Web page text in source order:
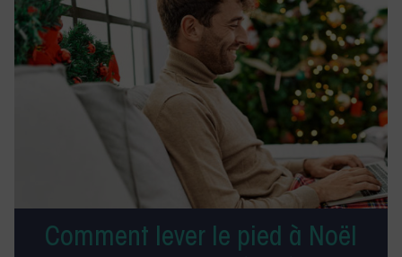
Comment lever le pied à Noël